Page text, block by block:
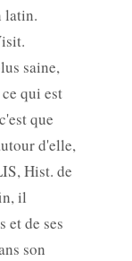
latin.
saine,
qui est
que
d'elle,
Hist. de
il
et de ses
son